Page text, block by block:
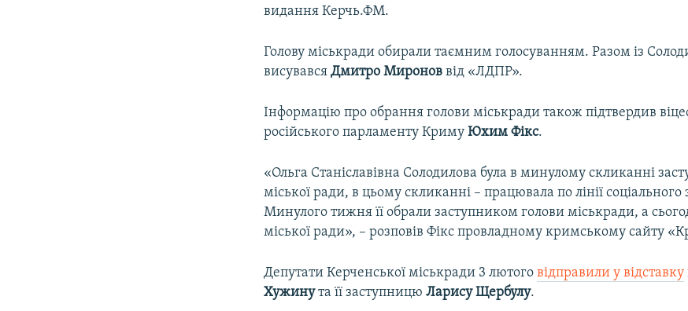
видання Керчь.ФМ.
Голову міськради обирали таємним голосуванням. Разом із
висувавсяДмитро Миронов від «ЛДПР».
Інформацію про обрання голови міськради також підтвердив
російського парламенту КримуЮхим Фікс.
«Ольга Станіславівна Солодилова була в минулому скликанні
міської ради, в цьому скликанні – працювала по лінії соціального
Минулого тижня її обрали заступником голови міськради, а
міської ради», – розповів Фікс провладному кримському сайту
Депутати Керченської міськради 3 лютоговідправили у відставку
Хужинута її заступницюЛарису Щербулу.